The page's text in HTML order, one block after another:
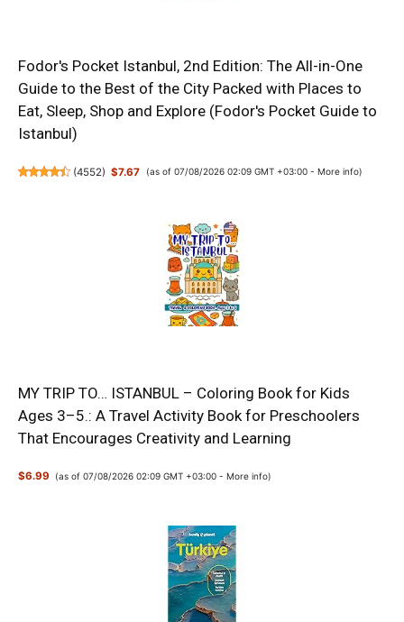
Fodor's Pocket Istanbul, 2nd Edition: The All-in-One
Guide to the Best of the City Packed with Places to
Eat, Sleep, Shop and Explore (Fodor's Pocket Guide to
Istanbul)
(4552) $7.67 (as of 07/08/2026 02:09 GMT +03:00 - More info)
MY TRIP TO… ISTANBUL – Coloring Book for Kids
Ages 3–5.: A Travel Activity Book for Preschoolers
That Encourages Creativity and Learning
$6.99 (as of 07/08/2026 02:09 GMT +03:00 -More info)